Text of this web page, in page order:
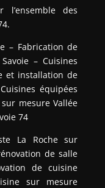
l’ensemble des
– Fabrication de
– Cuisines
et installation de
équipées
mesure Vallée
74
La Roche sur
de salle
de cuisine
sur mesure